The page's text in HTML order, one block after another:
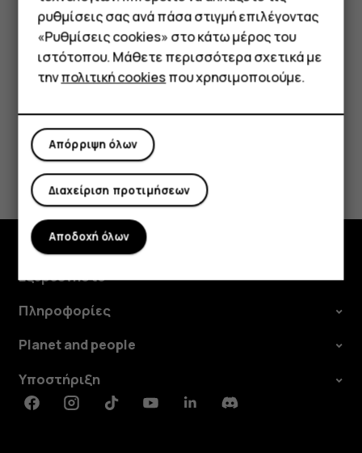
Τηλέφωνα απλής χρήσης
Tablet
HMD Global δεν υποστηρίζει ούτε φέρει ευθύνη για
αυτές τις τοποθεσίες.
Το βρήκατε χρήσιμο;
Ναι Όχι
Εξερευνήστε
Πληροφορίες
Planet and people
Υποστήριξη
FacebookInstagramTiktokYoutubeLinkedinDiscord
ρυθμίσεις σας ανά πάσα στιγμή επιλέγοντας
«Ρυθμίσεις cookies» στο κάτω μέρος του
ιστότοπου. Μάθετε περισσότερα σχετικά με
τηνπολιτική cookiesπου χρησιμοποιούμε.
Απόρριψη όλων
Διαχείριση προτιμήσεων
Αποδοχή όλων